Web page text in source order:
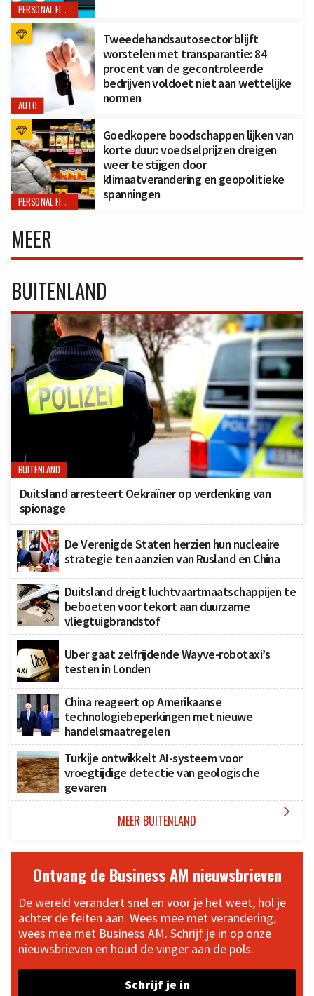
PERSONAL FINANCE
AUTO
Tweedehandsautosector blijft
worstelen met transparantie: 84
procent van de gecontroleerde
bedrijven voldoet niet aan wettelijke
normen
PERSONAL FINANCE
Goedkopere boodschappen lijken van
korte duur: voedselprijzen dreigen
weer te stijgen door
klimaatverandering en geopolitieke
spanningen
MEER
BUITENLAND
BUITENLAND
Duitsland arresteert Oekraïner op verdenking van
spionage
De Verenigde Staten herzien hun nucleaire
strategie ten aanzien van Rusland en China
Duitsland dreigt luchtvaartmaatschappijen te
beboeten voor tekort aan duurzame
vliegtuigbrandstof
Uber gaat zelfrijdende Wayve-robotaxi’s
testen in Londen
China reageert op Amerikaanse
technologiebeperkingen met nieuwe
handelsmaatregelen
Turkije ontwikkelt AI-systeem voor
vroegtijdige detectie van geologische
gevaren
MEER BUITENLAND 
Ontvang de Business AM nieuwsbrieven
De wereld verandert snel en voor je het weet, hol je
achter de feiten aan. Wees mee met verandering,
wees mee met Business AM. Schrijf je in op onze
nieuwsbrieven en houd de vinger aan de pols.
Schrijf je in